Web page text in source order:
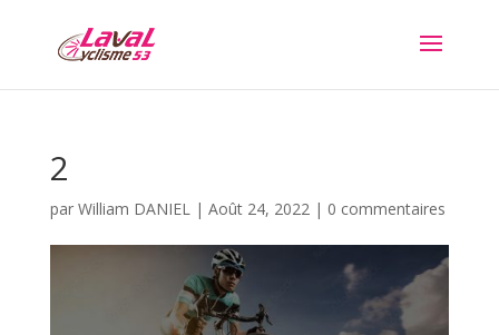
2
par William DANIEL| Août 24, 2022| 0 commentaires